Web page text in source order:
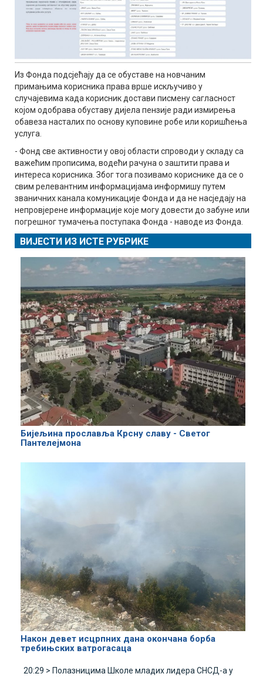
Из Фонда подсјећају да се обуставе на новчаним
примањима корисника права врше искључиво у
случајевима када корисник достави писмену сагласност
којом одобрава обуставу дијела пензије ради измирења
обавеза насталих по основу куповине робе или коришћења
услуга.
- Фонд све активности у овој области спроводи у складу са
важећим прописима, водећи рачуна о заштити права и
интереса корисника. Због тога позивамо кориснике да се о
свим релевантним информацијама информишу путем
званичних канала комуникације Фонда и да не насједају на
непровјерене информације које могу довести до забуне или
погрешног тумачења поступака Фонда - наводе из Фонда.
ВИЈЕСТИ ИЗ ИСТЕ РУБРИКЕ
Бијељина прославља Крсну славу - Светог
Пантелејмона
Након девет исцрпних дана окончана борба
требињских ватрогасаца
20:29 > Полазницима Школе младих лидера СНСД-а у